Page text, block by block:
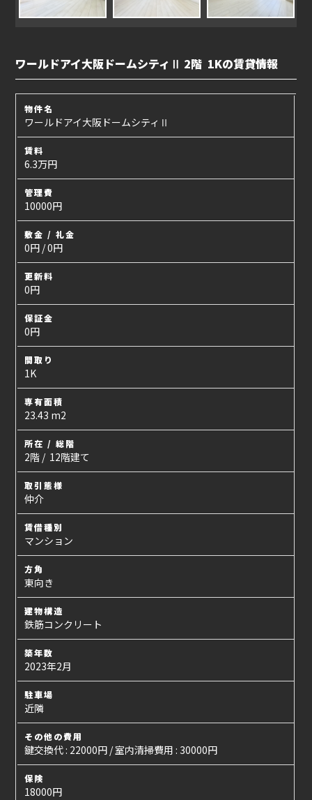
ワールドアイ大阪ドームシティⅡ 2階 1Kの賃貸情報
物件名
ワールドアイ大阪ドームシティⅡ
賃料
6.3万円
管理費
10000円
敷金 / 礼金
0円 / 0円
更新料
0円
保証金
0円
間取り
1K
専有面積
23.43 m2
所在 / 総階
2階 / 12階建て
取引態様
仲介
賃借種別
マンション
方角
東向き
建物構造
鉄筋コンクリート
築年数
2023年2月
駐車場
近隣
その他の費用
鍵交換代 : 22000円 / 室内清掃費用 : 30000円
保険
18000円